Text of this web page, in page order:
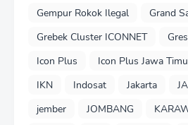
Gempur Rokok Ilegal
Grand
Grebek Cluster ICONNET
Icon Plus
Icon Plus Jawa
IKN
Indosat Jakarta
jember
JOMBANG